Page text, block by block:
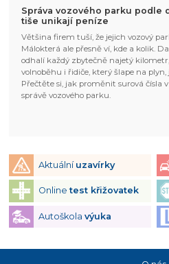
Správa vozového parku podle
tiše unikají peníze
Většina firem tuší, že jejich vozový
Málokterá ale přesně ví, kde a kolik.
odhalí každý zbytečně najetý
volnoběhu i řidiče, který šlape na plyn,
Přečtěte si, jak proměnit surová čísla
správě vozového parku.
Aktuální uzavírky
Onlinetest křižovatek
Autoškola výuka